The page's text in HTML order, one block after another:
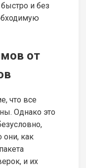
и без
от
что все
Однако это
они, как
и их